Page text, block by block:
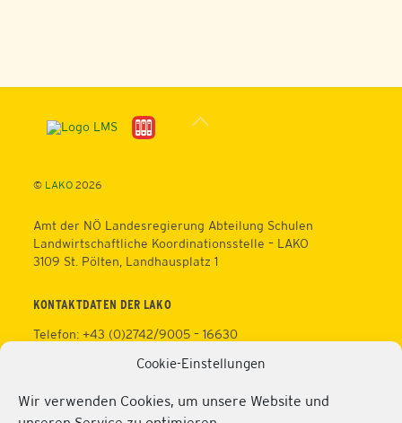
Cookie-Einstellungen
Wir verwenden Cookies, um unsere Website und
Back
© LAKO2026
Amt der NÖ Landesregierung Abteilung Schulen
Landwirtschaftliche Koordinationsstelle – LAKO
3109 St. Pölten, Landhausplatz 1
KONTAKTDATEN DER LAKO
Telefon: +43 (0)2742/9005 – 16630
https://lako.at
Datenschutz